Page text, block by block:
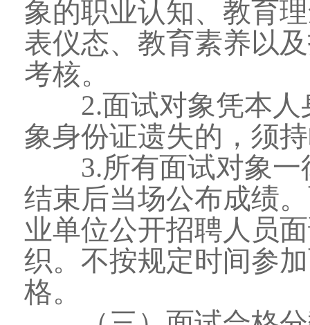
象的职业认知、教育
表仪态、教育素养以
考核。
2.面试对象凭本人
象身份证遗失的，须
3.所有面试对象一
结束后当场公布成绩
业单位公开招聘人员
织。不按规定时间参
格。